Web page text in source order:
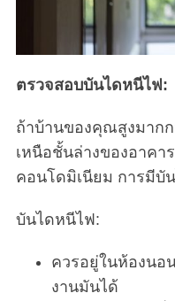
ตรวจสอบบันไดหนีไฟ:
ถ้าบ้านของคุณสูงมาก
เหนือชั้นล่างของอาคา
คอนโดมิเนียม การมีบั
บันไดหนีไฟ:
ควรอยู่ในห้องนอ
งานมันได้